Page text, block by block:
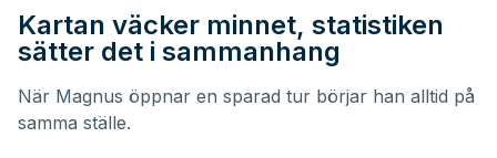
Kartan väcker minnet, statistiken
sätter det i sammanhang
När Magnus öppnar en sparad tur börjar han alltid på
samma ställe.